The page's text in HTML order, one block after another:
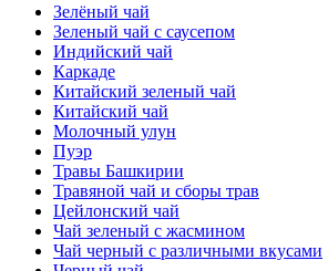
Зелёный чай
Зеленый чай с саусепом
Индийский чай
Каркаде
Китайский зеленый чай
Китайский чай
Молочный улун
Пуэр
Травы Башкирии
Травяной чай и сборы трав
Цейлонский чай
Чай зеленый с жасмином
Чай черный с различными вкусами